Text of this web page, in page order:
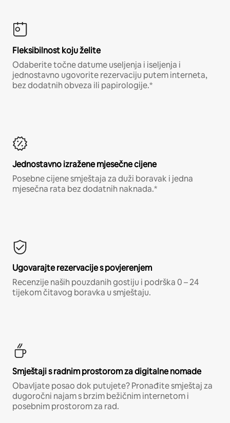
Fleksibilnost koju želite
Odaberite točne datume useljenja i iseljenja i
jednostavno ugovorite rezervaciju putem interneta,
bez dodatnih obveza ili papirologije.*
Jednostavno izražene mjesečne cijene
Posebne cijene smještaja za duži boravak i jedna
mjesečna rata bez dodatnih naknada.*
Ugovarajte rezervacije s povjerenjem
Recenzije naših pouzdanih gostiju i podrška 0 – 24
tijekom čitavog boravka u smještaju.
Smještaji s radnim prostorom za digitalne nomade
Obavljate posao dok putujete? Pronađite smještaj za
dugoročni najam s brzim bežičnim internetom i
posebnim prostorom za rad.